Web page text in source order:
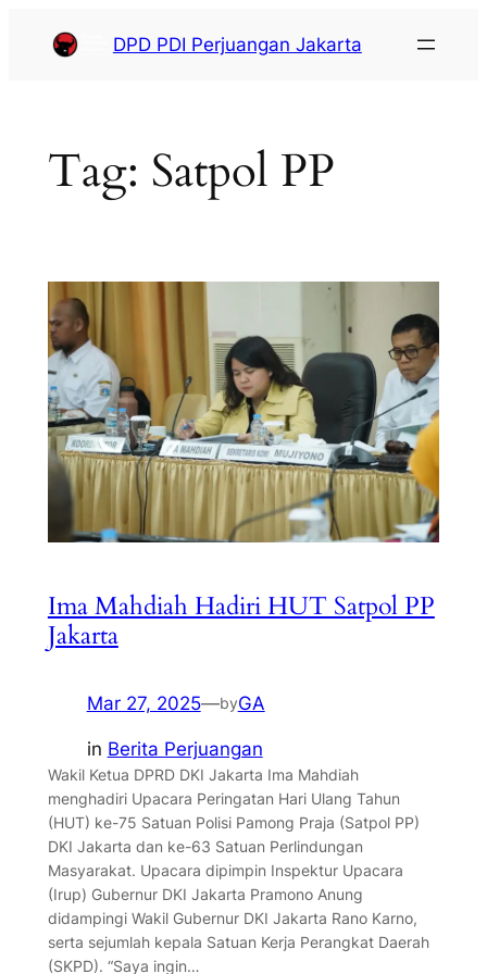
DPD PDI Perjuangan Jakarta
Tag: Satpol PP
⁠Ima Mahdiah Hadiri HUT Satpol PP
Jakarta
Mar 27, 2025—byGA
in Berita Perjuangan
Wakil Ketua DPRD DKI Jakarta Ima Mahdiah
menghadiri Upacara Peringatan Hari Ulang Tahun
(HUT) ke-75 Satuan Polisi Pamong Praja (Satpol PP)
DKI Jakarta dan ke-63 Satuan Perlindungan
Masyarakat. Upacara dipimpin Inspektur Upacara
(Irup) Gubernur DKI Jakarta Pramono Anung
didampingi Wakil Gubernur DKI Jakarta Rano Karno,
serta sejumlah kepala Satuan Kerja Perangkat Daerah
(SKPD). “Saya ingin…